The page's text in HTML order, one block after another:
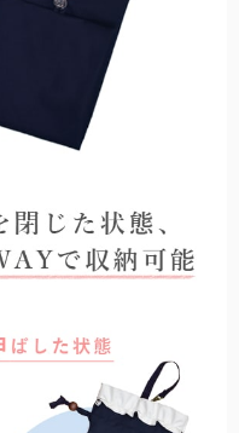
きめタイプ。
ズ
範囲で雨や日光をブロック
の遮光帽子。
ズ）
遮光ウェア。
ットします。
いクリアレンズ。
ィー
トシリーズ。